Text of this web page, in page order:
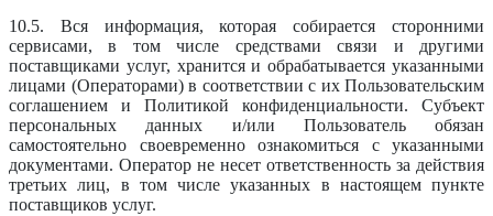
10.5. Вся информация, которая собирается сторонними
сервисами, в том числе средствами связи и другими
поставщиками услуг, хранится и обрабатывается указанными
лицами (Операторами) в соответствии с их Пользовательским
соглашением и Политикой конфиденциальности. Субъект
персональных данных и/или Пользователь обязан
самостоятельно своевременно ознакомиться с указанными
документами. Оператор не несет ответственность за действия
третьих лиц, в том числе указанных в настоящем пункте
поставщиков услуг.